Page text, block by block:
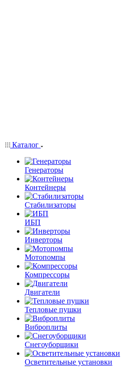
Каталог
Генераторы
Контейнеры
Стабилизаторы
ИБП
Инверторы
Мотопомпы
Компрессоры
Двигатели
Тепловые пушки
Виброплиты
Снегоуборщики
Осветительные установки